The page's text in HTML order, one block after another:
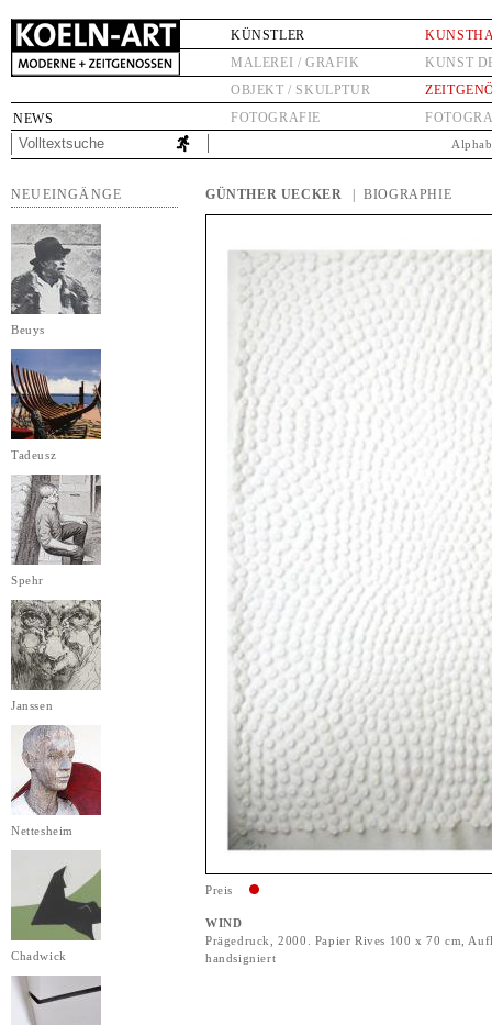
NEWS
KÜNSTLER
MALEREI / GRAFIK
OBJEKT / SKULPTUR
FOTOGRAFIE
KUNST
NEUEINGÄNGE
Beuys
Tadeusz
Spehr
Janssen
Nettesheim
Chadwick
GÜNTHER UECKER | BIOGRAPHIE
Preis
WIND
Prägedruck, 2000. Papier Rives 100 x 70 cm,
handsigniert